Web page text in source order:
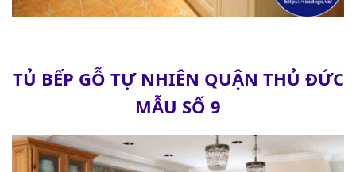
TỦ BẾP GỖ TỰ NHIÊN QUẬN THỦ ĐỨC
MẪU SỐ 9